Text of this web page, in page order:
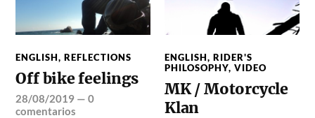
ENGLISH,REFLECTIONS
Off bike feelings
28/08/2019 —0
comentarios
ENGLISH,RIDER'S
PHILOSOPHY,VIDEO
MK / Motorcycle
Klan